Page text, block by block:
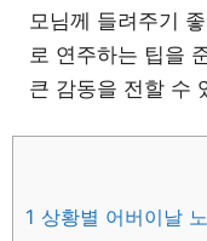
모님께 들려주기
로 연주하는 팁을
큰 감동을 전할 수
1 상황별 어버이날